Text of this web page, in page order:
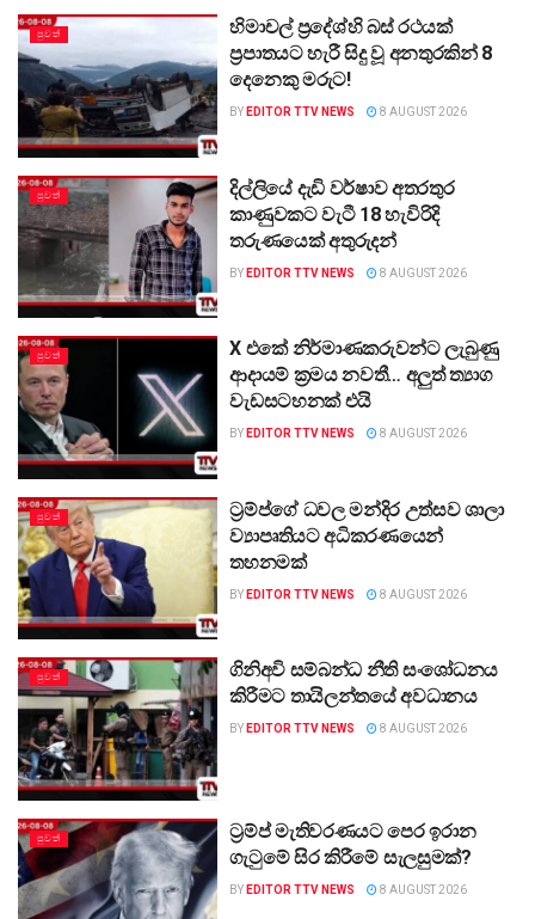
පුවත්
හිමාචල් ප්‍රදේශ්හි බස් රථයක්
ප්‍රපාතයට හැරී සිදු වූ අනතුරකින් 8
දෙනෙකු මරුට!
BY EDITOR TTV NEWS 8 AUGUST 2026
පුවත්
දිල්ලියේ දැඩි වර්ෂාව අතරතුර
කාණුවකට වැටී 18 හැවිරිදි
තරුණයෙක් අතුරුදන්
BY EDITOR TTV NEWS 8 AUGUST 2026
පුවත්
X එකේ නිර්මාණකරුවන්ට ලැබුණු
ආදායම් ක්‍රමය නවතී… අලුත් ත්‍යාග
වැඩසටහනක් එයි
BY EDITOR TTV NEWS 8 AUGUST 2026
පුවත්
ට්‍රම්ප්ගේ ධවල මන්දිර උත්සව ශාලා
ව්‍යාපෘතියට අධිකරණයෙන්
තහනමක්
BY EDITOR TTV NEWS 8 AUGUST 2026
පුවත්
ගිනිඅවි සම්බන්ධ නීති සංශෝධනය
කිරීමට තායිලන්තයේ අවධානය
BY EDITOR TTV NEWS 8 AUGUST 2026
පුවත්
ට්‍රම්ප් මැතිවරණයට පෙර ඉරාන
ගැටුමේ සිර කිරීමේ සැලසුමක්?
BY EDITOR TTV NEWS 8 AUGUST 2026